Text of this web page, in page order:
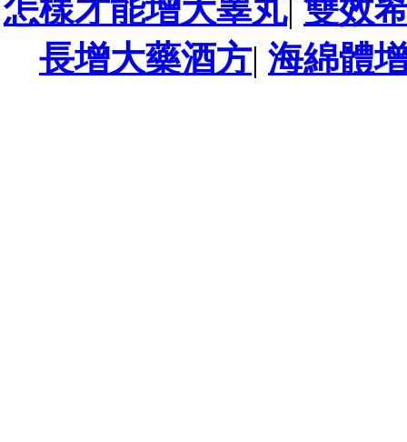
怎樣才能增大睾丸| 雙效
長增大藥酒方| 海綿體